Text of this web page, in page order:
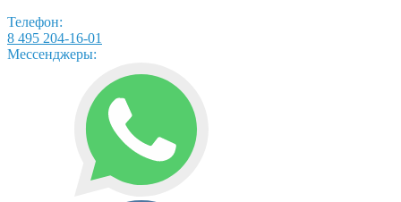
Телефон:
8 495 204-16-01
Мессенджеры: